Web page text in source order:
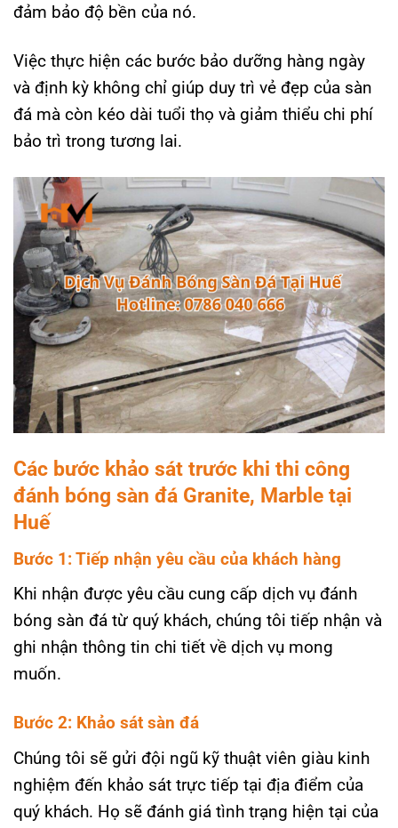
đảm bảo độ bền của nó.
Việc thực hiện các bước bảo dưỡng hàng ngày
và định kỳ không chỉ giúp duy trì vẻ đẹp của sàn
đá mà còn kéo dài tuổi thọ và giảm thiểu chi phí
bảo trì trong tương lai.
Các bước khảo sát trước khi thi công
đánh bóng sàn đá Granite, Marble tại
Huế
Bước 1: Tiếp nhận yêu cầu của khách hàng
Khi nhận được yêu cầu cung cấp dịch vụ đánh
bóng sàn đá từ quý khách, chúng tôi tiếp nhận và
ghi nhận thông tin chi tiết về dịch vụ mong
muốn.
Bước 2: Khảo sát sàn đá
Chúng tôi sẽ gửi đội ngũ kỹ thuật viên giàu kinh
nghiệm đến khảo sát trực tiếp tại địa điểm của
quý khách. Họ sẽ đánh giá tình trạng hiện tại của